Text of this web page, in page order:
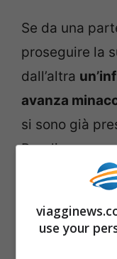
Se da una
proseguire la
dall’altra
avanza
si sono già
Pregliasco,
confortanti”
use your